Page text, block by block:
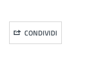
CONDIVIDI